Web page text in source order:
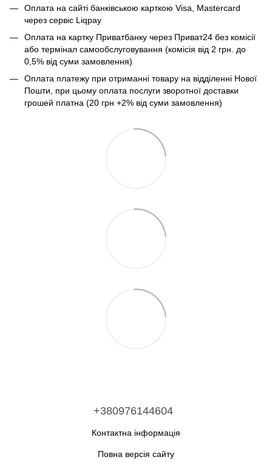
Оплата на сайті банківською карткою Visa, Mastercard
через сервіс Liqpay
Оплата на картку Приватбанку через Приват24 без комісії
або термінал самообслуговування (комісія від 2 грн. до
0,5% від суми замовлення)
Оплата платежу при отриманні товару на відділенні Нової
Пошти, при цьому оплата послуги зворотної доставки
грошей платна (20 грн +2% від суми замовлення)
+380976144604
Контактна інформація
Повна версія сайту